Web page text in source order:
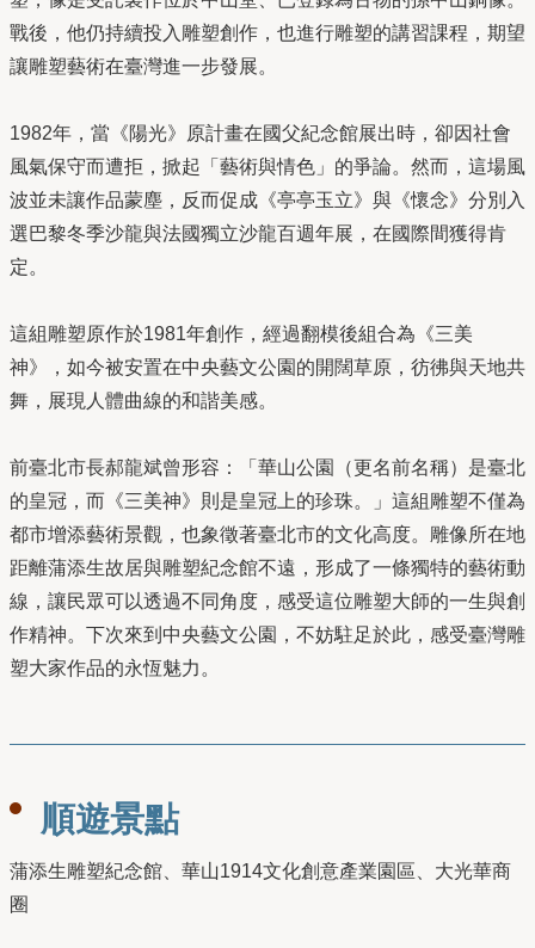
戰後，他仍持續投入雕塑創作，也進行雕塑的講習課程，期望
讓雕塑藝術在臺灣進一步發展。
1982年，當《陽光》原計畫在國父紀念館展出時，卻因社會
風氣保守而遭拒，掀起「藝術與情色」的爭論。然而，這場風
波並未讓作品蒙塵，反而促成《亭亭玉立》與《懷念》分別入
選巴黎冬季沙龍與法國獨立沙龍百週年展，在國際間獲得肯
定。
這組雕塑原作於1981年創作，經過翻模後組合為《三美
神》，如今被安置在中央藝文公園的開闊草原，彷彿與天地共
舞，展現人體曲線的和諧美感。
前臺北市長郝龍斌曾形容：「華山公園（更名前名稱）是臺北
的皇冠，而《三美神》則是皇冠上的珍珠。」這組雕塑不僅為
都市增添藝術景觀，也象徵著臺北市的文化高度。雕像所在地
距離蒲添生故居與雕塑紀念館不遠，形成了一條獨特的藝術動
線，讓民眾可以透過不同角度，感受這位雕塑大師的一生與創
作精神。下次來到中央藝文公園，不妨駐足於此，感受臺灣雕
塑大家作品的永恆魅力。
順遊景點
蒲添生雕塑紀念館、華山1914文化創意產業園區、大光華商
圈